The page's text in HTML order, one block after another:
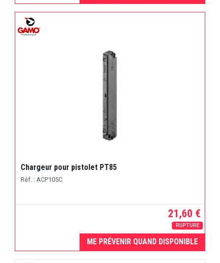
Chargeur pour pistolet PT85
Réf. : ACP105C
21,60 €
RUPTURE
ME PRÉVENIR QUAND DISPONIBLE